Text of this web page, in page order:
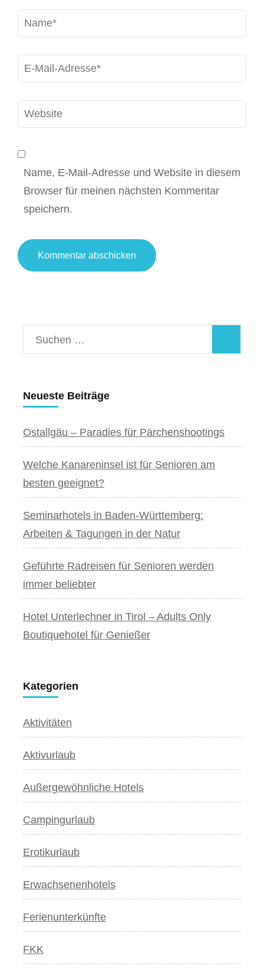
Name *
E-
Mail*
Website
Name, E-Mail-Adresse und Website in diesem
Browser für meinen nächsten Kommentar
speichern.
Suchen
nach:
Neueste Beiträge
Ostallgäu – Paradies für Pärchenshootings
Welche Kanareninsel ist für Senioren am
besten geeignet?
Seminarhotels in Baden-Württemberg:
Arbeiten & Tagungen in der Natur
Geführte Radreisen für Senioren werden
immer beliebter
Hotel Unterlechner in Tirol – Adults Only
Boutiquehotel für Genießer
Kategorien
Aktivitäten
Aktivurlaub
Außergewöhnliche Hotels
Campingurlaub
Erotikurlaub
Erwachsenenhotels
Ferienunterkünfte
FKK